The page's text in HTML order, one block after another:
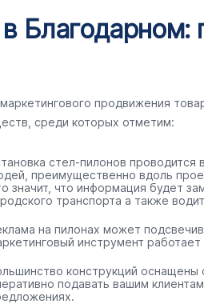
Благодарном:
продвижения
среди которых отметим:
стел-пилонов
преимущественно вдоль
значит, что информация будет
транспорта а также
на пилонах может
инструмент работает
конструкций оснащены
подавать вашим